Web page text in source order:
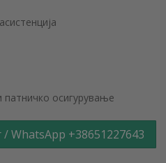
патничко осигурување
WhatsApp +38651227643